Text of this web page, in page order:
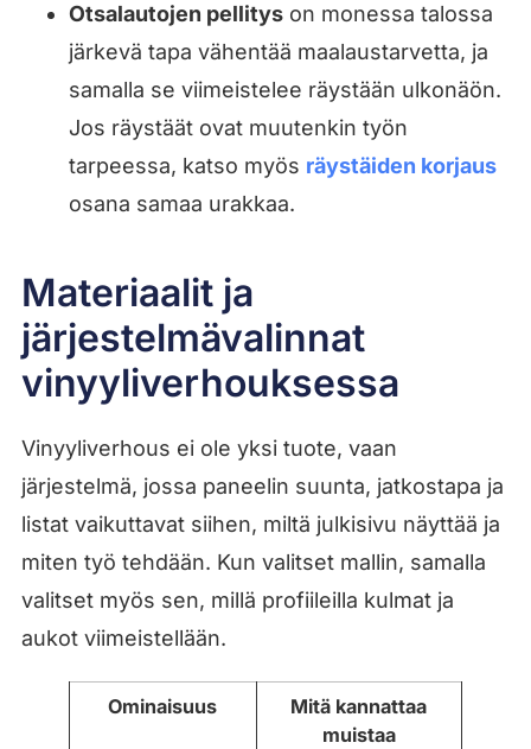
Otsalautojen pellityson monessa talossa
järkevä tapa vähentää maalaustarvetta, ja
samalla se viimeistelee räystään ulkonäön.
Jos räystäät ovat muutenkin työn
tarpeessa, katso myös räystäiden korjaus
osana samaa urakkaa.
Materiaalit ja
järjestelmävalinnat
vinyyliverhouksessa
Vinyyliverhous ei ole yksi tuote, vaan
järjestelmä, jossa paneelin suunta, jatkostapa ja
listat vaikuttavat siihen, miltä julkisivu näyttää ja
miten työ tehdään. Kun valitset mallin, samalla
valitset myös sen, millä profiileilla kulmat ja
aukot viimeistellään.
Ominaisuus
Mitä kannattaa
muistaa